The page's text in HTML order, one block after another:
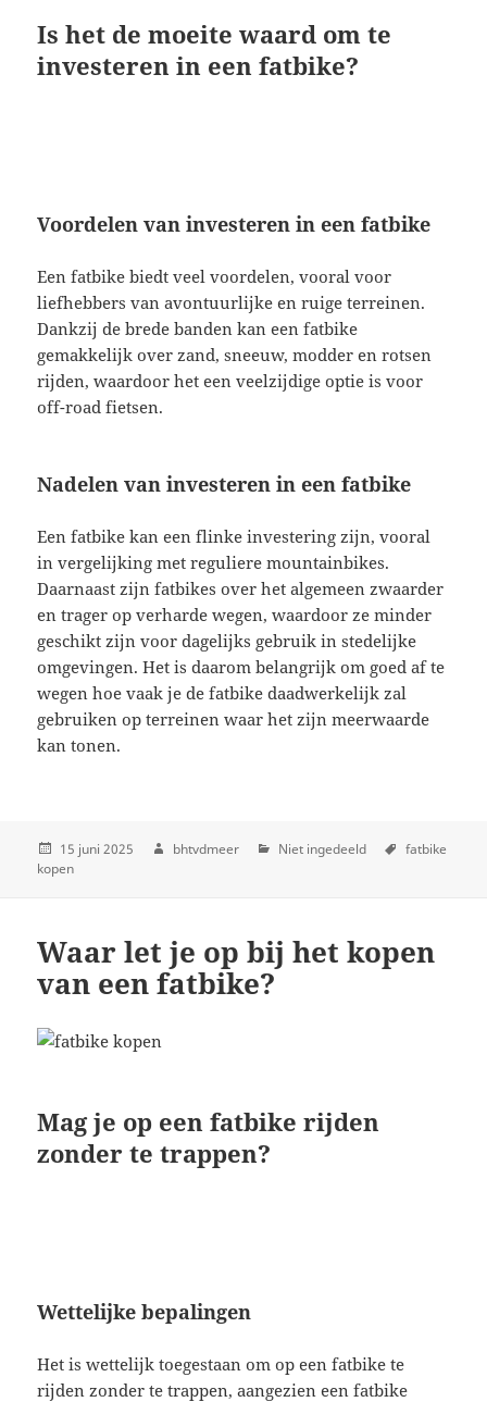
Is het de moeite waard om te
investeren in een fatbike?
Voordelen van investeren in een fatbike
Een fatbike biedt veel voordelen, vooral voor
liefhebbers van avontuurlijke en ruige terreinen.
Dankzij de brede banden kan een fatbike
gemakkelijk over zand, sneeuw, modder en rotsen
rijden, waardoor het een veelzijdige optie is voor
off-road fietsen.
Nadelen van investeren in een fatbike
Een fatbike kan een flinke investering zijn, vooral
in vergelijking met reguliere mountainbikes.
Daarnaast zijn fatbikes over het algemeen zwaarder
en trager op verharde wegen, waardoor ze minder
geschikt zijn voor dagelijks gebruik in stedelijke
omgevingen. Het is daarom belangrijk om goed af te
wegen hoe vaak je de fatbike daadwerkelijk zal
gebruiken op terreinen waar het zijn meerwaarde
kan tonen.
15 juni 2025 bhtvdmeer Niet ingedeeld
fatbike
kopen
Waar let je op bij het kopen
van een fatbike?
Mag je op een fatbike rijden
zonder te trappen?
Wettelijke bepalingen
Het is wettelijk toegestaan om op een fatbike te
rijden zonder te trappen, aangezien een fatbike